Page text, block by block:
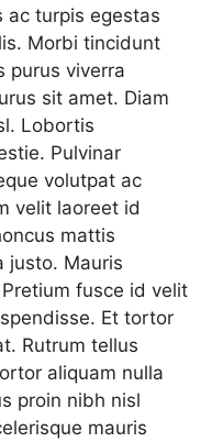
ac turpis egestas
Morbi tincidunt
purus viverra
sit amet. Diam
Lobortis
Pulvinar
volutpat ac
velit laoreet id
mattis
justo. Mauris
fusce id velit
Et tortor
Rutrum tellus
aliquam nulla
proin nibh nisl
mauris